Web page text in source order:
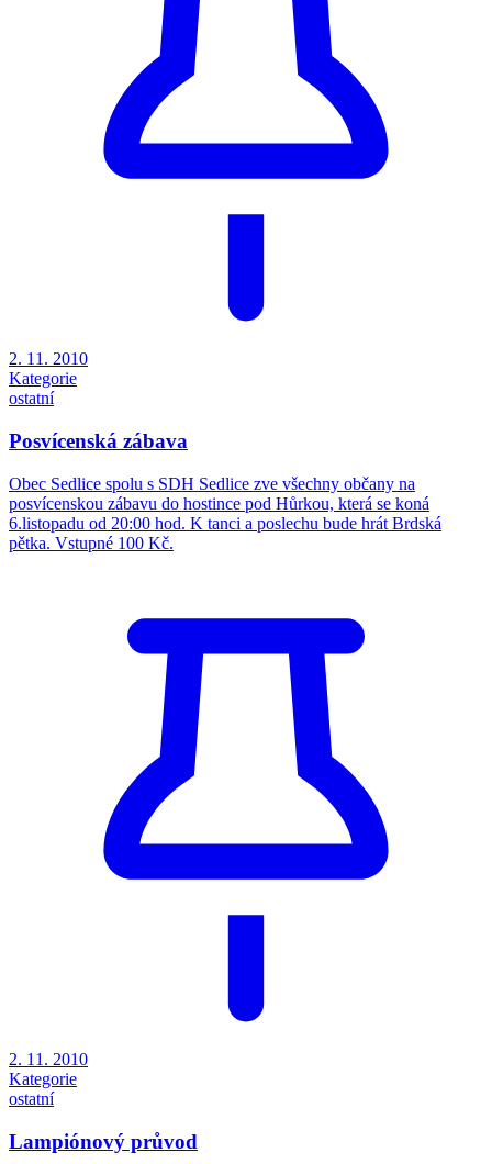
2. 11. 2010
Kategorie
ostatní
Posvícenská zábava
Obec Sedlice spolu s SDH Sedlice zve všechny občany na
posvícenskou zábavu do hostince pod Hůrkou, která se koná
6.listopadu od 20:00 hod. K tanci a poslechu bude hrát Brdská
pětka. Vstupné 100 Kč.
2. 11. 2010
Kategorie
ostatní
Lampiónový průvod